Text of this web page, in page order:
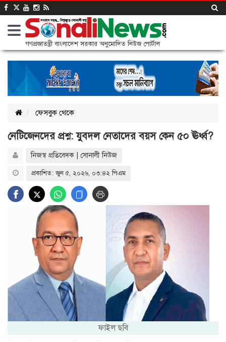
গণপ্রজাতন্ত্রী বাংলাদেশ সরকার অনুমোদিত নিউজ পোর্টাল
ফেসবুক থেকে
নেটিজেনদের প্রশ্ন: যুবদল নেতাদের বয়স কেন ৫০ ঊর্ধ্ব?
নিজস্ব প্রতিবেদক | সোনালী নিউজ
প্রকাশিত: জুন ৫, ২০২৬, ০৩:৪২ পিএম
ফাইল ছবি